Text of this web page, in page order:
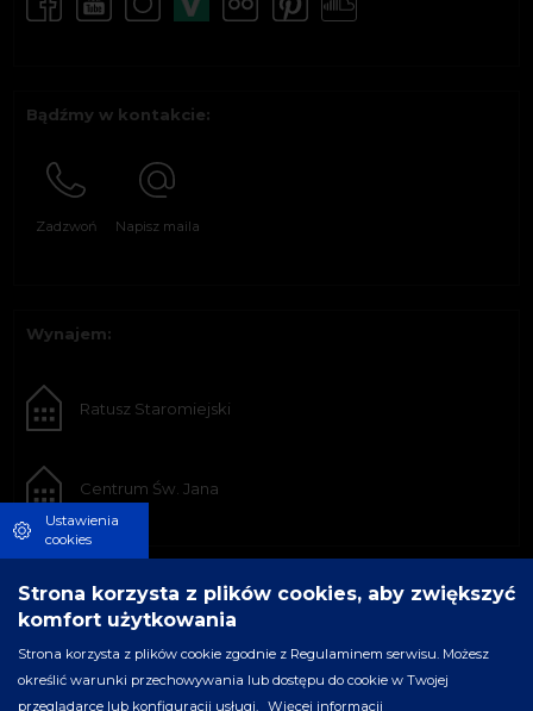
Bądźmy w kontakcie:
Zadzwoń Napisz maila
Wynajem:
Ratusz Staromiejski
Centrum Św. Jana
Ustawienia
cookies
Strona korzysta z plików cookies, aby zwiększyć
komfort użytkowania
Strona korzysta z plików cookie zgodnie z Regulaminem serwisu. Możesz
określić warunki przechowywania lub dostępu do cookie w Twojej
przeglądarce lub konfiguracji usługi.
Więcej informacji